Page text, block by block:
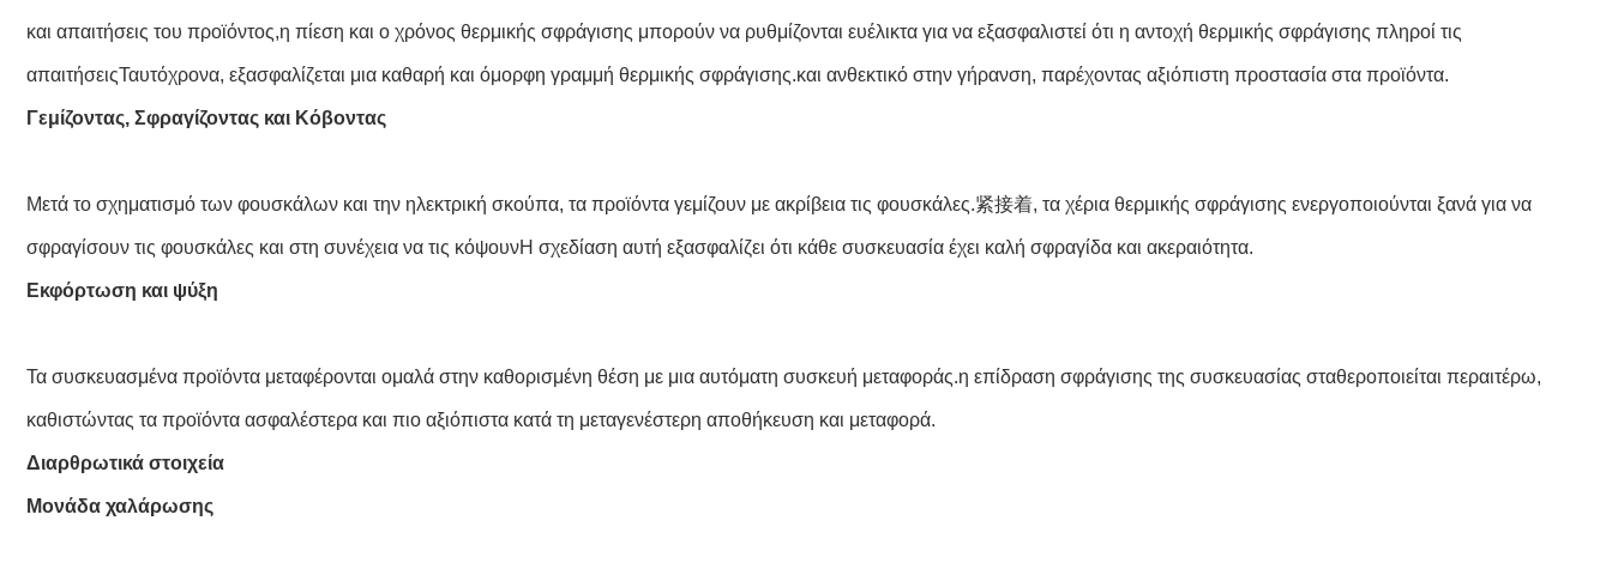
και απαιτήσεις του προϊόντος,η πίεση και ο χρόνος θερμικής σφράγισης μπορούν να ρυθμίζονται ευέλικτα για να εξασφαλιστεί ότι η αντοχή θερμικής σφράγισης πληροί τις
απαιτήσειςΤαυτόχρονα, εξασφαλίζεται μια καθαρή και όμορφη γραμμή θερμικής σφράγισης.και ανθεκτικό στην γήρανση, παρέχοντας αξιόπιστη προστασία στα προϊόντα.
Γεμίζοντας, Σφραγίζοντας και Κόβοντας
Μετά το σχηματισμό των φουσκάλων και την ηλεκτρική σκούπα, τα προϊόντα γεμίζουν με ακρίβεια τις φουσκάλες.紧接着, τα χέρια θερμικής σφράγισης ενεργοποιούνται ξανά για να
σφραγίσουν τις φουσκάλες και στη συνέχεια να τις κόψουνΗ σχεδίαση αυτή εξασφαλίζει ότι κάθε συσκευασία έχει καλή σφραγίδα και ακεραιότητα.
Εκφόρτωση και ψύξη
Τα συσκευασμένα προϊόντα μεταφέρονται ομαλά στην καθορισμένη θέση με μια αυτόματη συσκευή μεταφοράς.η επίδραση σφράγισης της συσκευασίας σταθεροποιείται περαιτέρω,
καθιστώντας τα προϊόντα ασφαλέστερα και πιο αξιόπιστα κατά τη μεταγενέστερη αποθήκευση και μεταφορά.
Διαρθρωτικά στοιχεία
Μονάδα χαλάρωσης